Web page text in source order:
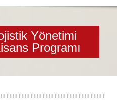
Yönetimi
Programı